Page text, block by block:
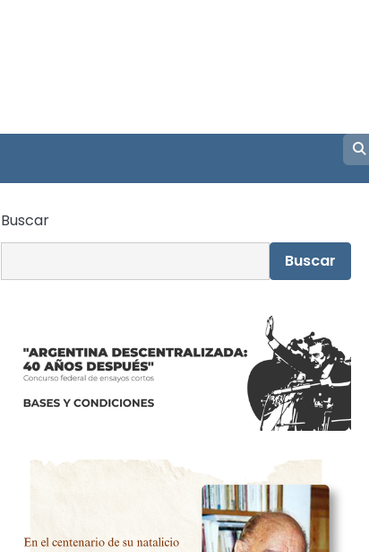
Buscar
Buscar